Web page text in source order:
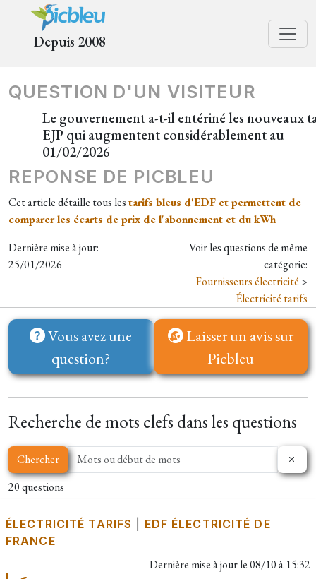
Depuis 2008
QUESTION D'UN VISITEUR
Le gouvernement a-t-il entériné les nouveaux
EJP qui augmentent considérablement au
01/02/2026
REPONSE DE PICBLEU
Cet article détaille tous lestarifs bleus d'EDF et permettent de
comparer les écarts de prix de l'abonnement et du kWh
Dernière mise à jour:
25/01/2026
Voir les questions de même
catégorie:
Fournisseurs électricité >
Électricité tarifs
Vous avez une
question?
Laisser un avis sur
Picbleu
Recherche de mots clefs dans les questions
Chercher
20 questions
ÉLECTRICITÉ TARIFS
EDF ÉLECTRICITÉ DE
FRANCE
Dernière mise à jour le08/10 à 15:32